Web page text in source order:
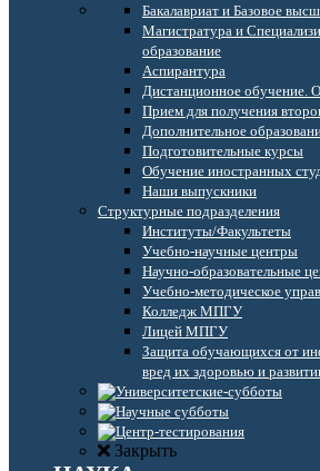
Бакалавриат и Базовое
Магистратура и
образование
Аспирантура
Дистанционное обучение.
Прием для получения
Дополнительное
Подготовительные курсы
Обучение иностранных
Наши выпускники
Структурные подразделения
Институты/Факультеты
Учебно-научные центры
Научно-образовательные
Учебно-методическое
Колледж МПГУ
Лицей МПГУ
Защита обучающихся от
вред их здоровью и
Закрыть